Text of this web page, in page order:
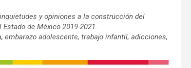
y opiniones a la construcción del
de México 2019-2021.
adolescente, trabajo infantil, adicciones,